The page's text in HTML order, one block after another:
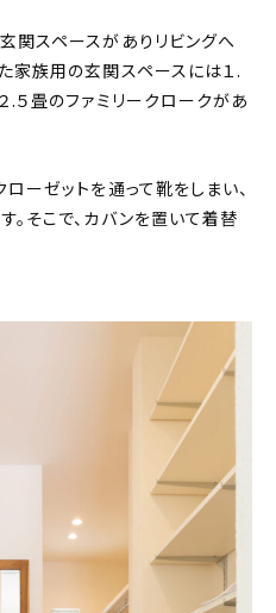
関スペースがありリビングへ
家族用の玄関スペースには１.
.５畳のファミリークロークがあ
ーゼットを通って靴をしまい、
。そこで、カバンを置いて着替